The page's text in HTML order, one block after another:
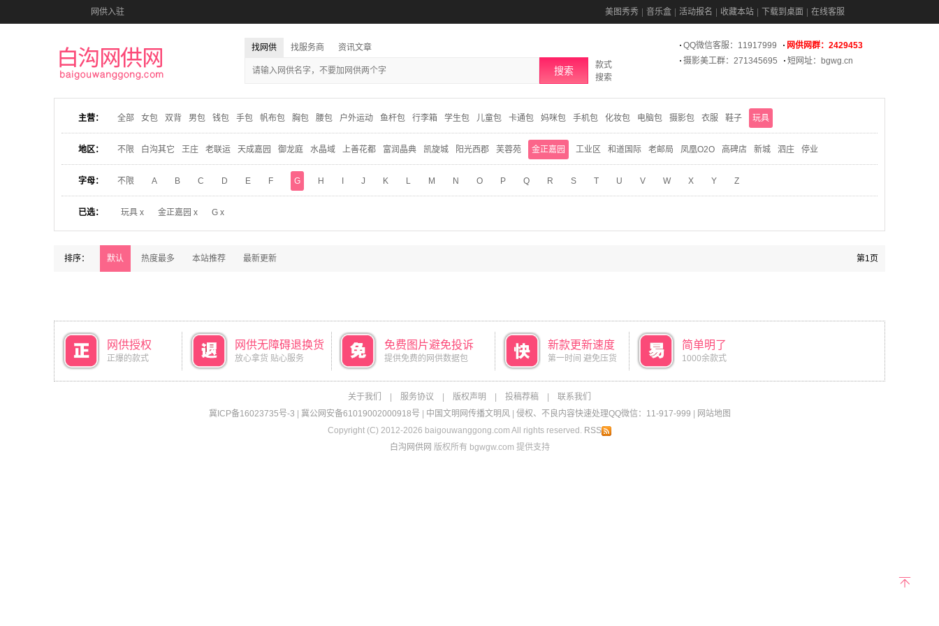
网供入驻 美图秀秀 音乐盒 活动报名 收藏本站 下载到桌面 在线客服
找网供 找服务商 资讯文章
搜索
款式
搜索
QQ微信客服：11917999
网供网群：2429453
摄影美工群：271345695
短网址：bgwg.cn
主营： 全部 女包 双背 男包 钱包 手包 帆布包 胸包 腰包 户外运动 鱼杆包 行李箱 学生包 儿童包 卡通包 妈咪包 手机包 化妆包 电脑包 摄影包 衣服 鞋子 玩具
地区： 不限 白沟其它 王庄 老联运 天成嘉园 御龙庭 水晶域 上善花都 富润晶典 凯旋城 阳光西郡 芙蓉苑 金正嘉园 工业区 和道国际 老邮局 凤凰O2O 高碑店 新城 泗庄 停业
字母： 不限 A B C D E F G H J K L M N O P Q R S T U V W X Y Z
已选： 玩具 x 金正嘉园 x G x
排序： 默认 热度最多 本站推荐 最新更新 第1页
网供授权
正爆的款式
网供无障碍退换货
放心拿货 贴心服务
免费图片避免投诉
提供免费的网供数据包
新款更新速度
第一时间 避免压货
简单明了
1000余款式
关于我们 服务协议 版权声明 投稿荐稿
联系我们
冀ICP备16023735号-3
冀公网安备61019002000918号 中国文明网传播文明风| 侵权、不良内容快速处理QQ微信：11-917-999
网站地图
Copyright (C) 2012-2026 baigouwanggong.com All rights reserved. RSS
白沟网供网 版权所有 bgwgw.com 提供支持